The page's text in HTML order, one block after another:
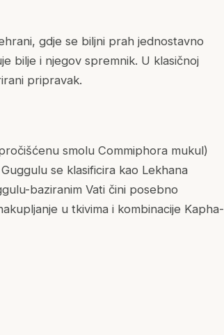
gdje se biljni prah jednostavno
bilje i njegov spremnik. U klasičnoj
pripravak.
smolu Commiphora mukul)
se klasificira kao Lekhana
baziranim Vati čini posebno
u tkivima i kombinacije Kapha-